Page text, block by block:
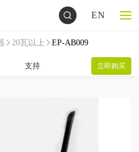
EN
20瓦以上 EP-AB009
支持 立即购买